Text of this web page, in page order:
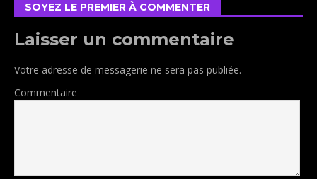
SOYEZ LE PREMIER À COMMENTER
Laisser un commentaire
Votre adresse de messagerie ne sera pas publiée.
Commentaire